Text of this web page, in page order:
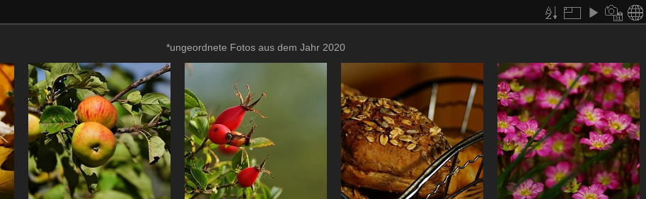
*ungeordnete Fotos aus dem Jahr 2020